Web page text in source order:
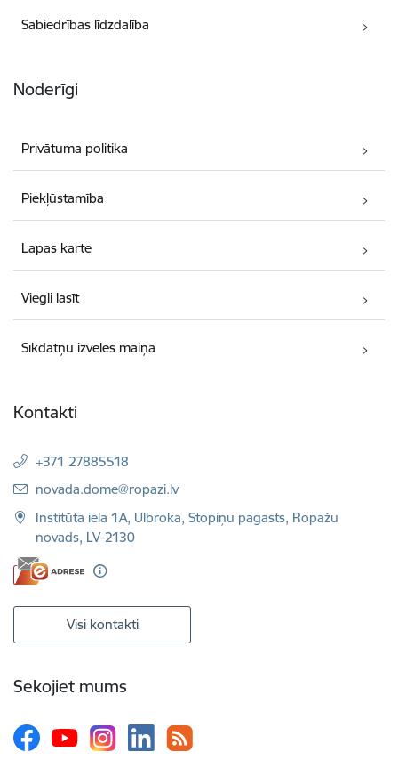
Sabiedrības līdzdalība
Noderīgi
Privātuma politika
Piekļūstamība
Lapas karte
Viegli lasīt
Sīkdatņu izvēles maiņa
Kontakti
+371 27885518
E-pasts:
novada.dome@ropazi.lv
Institūta iela 1A, Ulbroka, Stopiņu pagasts, Ropažu
novads, LV-2130
Visi kontakti
Sekojiet mums